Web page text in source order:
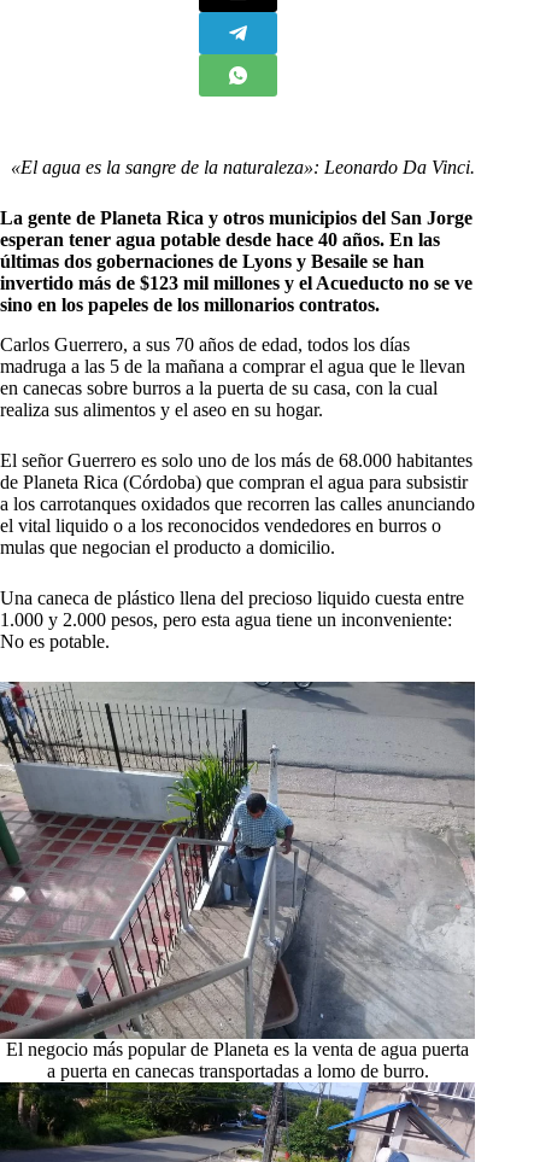
«El agua es la sangre de la naturaleza»: Leonardo Da Vinci.
La gente de Planeta Rica y otros municipios del San Jorge
esperan tener agua potable desde hace 40 años. En las
últimas dos gobernaciones de Lyons y Besaile se han
invertido más de $123 mil millones y el Acueducto no se ve
sino en los papeles de los millonarios contratos.
Carlos Guerrero, a sus 70 años de edad, todos los días
madruga a las 5 de la mañana a comprar el agua que le llevan
en canecas sobre burros a la puerta de su casa, con la cual
realiza sus alimentos y el aseo en su hogar.
El señor Guerrero es solo uno de los más de 68.000 habitantes
de Planeta Rica (Córdoba) que compran el agua para subsistir
a los carrotanques oxidados que recorren las calles anunciando
el vital liquido o a los reconocidos vendedores en burros o
mulas que negocian el producto a domicilio.
Una caneca de plástico llena del precioso liquido cuesta entre
1.000 y 2.000 pesos, pero esta agua tiene un inconveniente:
No es potable.
El negocio más popular de Planeta es la venta de agua puerta
a puerta en canecas transportadas a lomo de burro.